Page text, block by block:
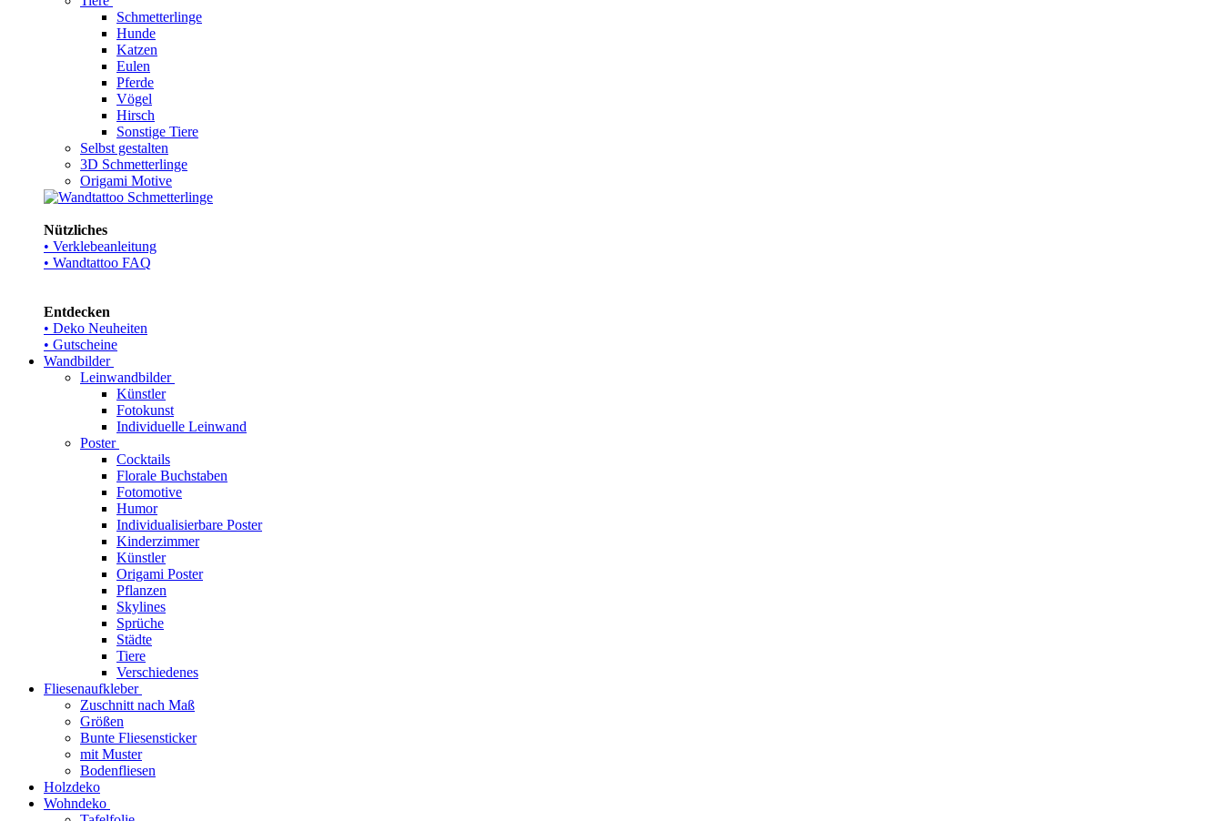
Schmetterlinge
Hunde
Katzen
Eulen
Pferde
Vögel
Hirsch
Sonstige Tiere
Selbst gestalten
3D Schmetterlinge
Origami Motive
Nützliches
• Verklebeanleitung
• Wandtattoo FAQ
Entdecken
• Deko Neuheiten
• Gutscheine
Wandbilder
Leinwandbilder
Künstler
Fotokunst
Individuelle Leinwand
Poster
Cocktails
Florale Buchstaben
Fotomotive
Humor
Individualisierbare Poster
Kinderzimmer
Künstler
Origami Poster
Pflanzen
Skylines
Sprüche
Städte
Tiere
Verschiedenes
Fliesenaufkleber
Zuschnitt nach Maß
Größen
Bunte Fliesensticker
mit Muster
Bodenfliesen
Holzdeko
Wohndeko